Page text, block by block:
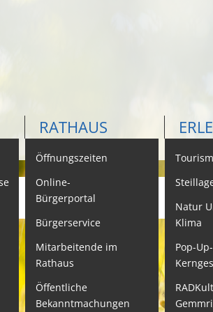
RATHAUS
Öffnungszeiten
Kontakt
Online-
Bürgerportal
Bürgerservice
Service
Mitarbeitende im
Rathaus
Öffentliche
Bekanntmachungen
Natur
Klima
Pop-